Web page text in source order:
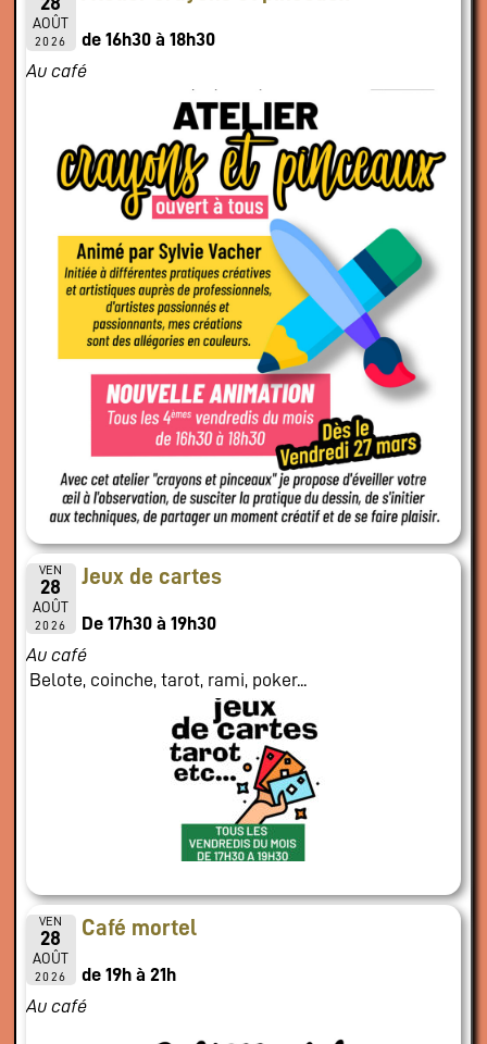
AOÛT
2026
de 16h30 à 18h30
Au café
VEN
28
AOÛT
2026
Jeux de cartes
De 17h30 à 19h30
Au café
Belote, coinche, tarot, rami, poker...
VEN
28
AOÛT
2026
Café mortel
de 19h à 21h
Au café